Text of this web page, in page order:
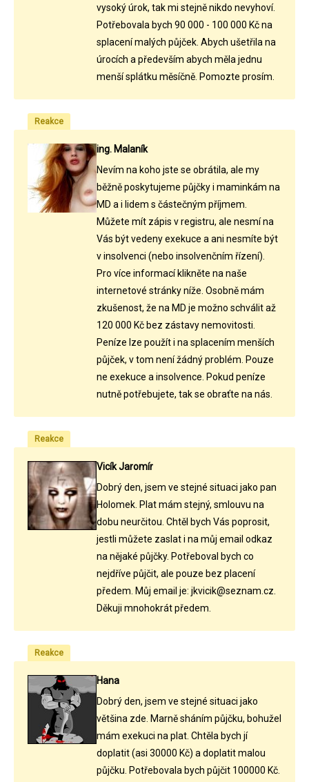
vysoký úrok, tak mi stejně nikdo nevyhoví.
Potřebovala bych 90 000 - 100 000 Kč na
splacení malých půjček. Abych ušetřila na
úrocích a především abych měla jednu
menší splátku měsíčně. Pomozte prosím.
Reakce
ing. Malaník
Nevím na koho jste se obrátila, ale my
běžně poskytujeme půjčky i maminkám na
MD a i lidem s částečným příjmem.
Můžete mít zápis v registru, ale nesmí na
Vás být vedeny exekuce a ani nesmíte být
v insolvenci (nebo insolvenčním řízení).
Pro více informací klikněte na naše
internetové stránky níže. Osobně mám
zkušenost, že na MD je možno schválit až
120 000 Kč bez zástavy nemovitosti.
Peníze lze použít i na splacením menších
půjček, v tom není žádný problém. Pouze
ne exekuce a insolvence. Pokud peníze
nutně potřebujete, tak se obraťte na nás.
Reakce
Vicík Jaromír
Dobrý den, jsem ve stejné situaci jako pan
Holomek. Plat mám stejný, smlouvu na
dobu neurčitou. Chtěl bych Vás poprosit,
jestli můžete zaslat i na můj email odkaz
na nějaké půjčky. Potřeboval bych co
nejdříve půjčit, ale pouze bez placení
předem. Můj email je: jkvicik@seznam.cz.
Děkuji mnohokrát předem.
Reakce
Hana
Dobrý den, jsem ve stejné situaci jako
většina zde. Marně sháním půjčku, bohužel
mám exekuci na plat. Chtěla bych jí
doplatit (asi 30000 Kč) a doplatit malou
půjčku. Potřebovala bych půjčit 100000 Kč.